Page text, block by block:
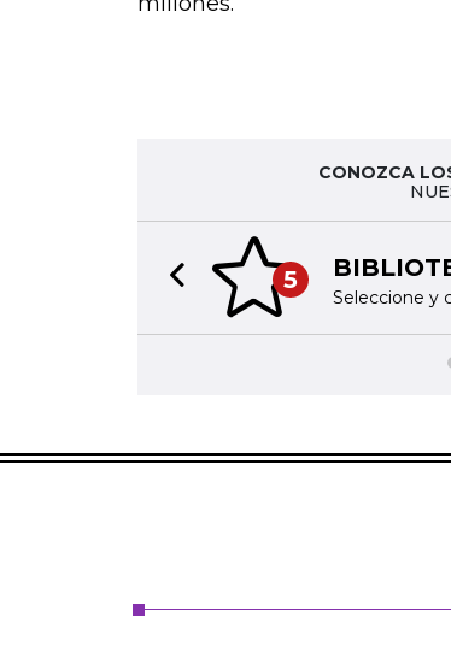
CONOZCA
5
Seleccione y
Previous slide